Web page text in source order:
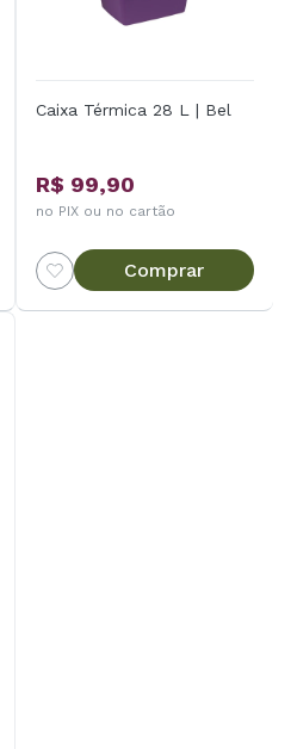
Caixa Térmica 28 L | Bel
R$ 99,90
no PIX ou no cartão
Comprar